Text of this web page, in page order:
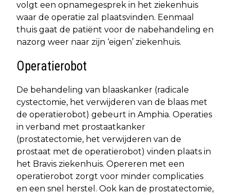
volgt een opnamegesprek in het ziekenhuis
waar de operatie zal plaatsvinden. Eenmaal
thuis gaat de patiënt voor de nabehandeling en
nazorg weer naar zijn ‘eigen’ ziekenhuis.
Operatierobot
De behandeling van blaaskanker (radicale
cystectomie, het verwijderen van de blaas met
de operatierobot) gebeurt in Amphia. Operaties
in verband met prostaatkanker
(prostatectomie, het verwijderen van de
prostaat met de operatierobot) vinden plaats in
het Bravis ziekenhuis. Opereren met een
operatierobot zorgt voor minder complicaties
en een snel herstel. Ook kan de prostatectomie,